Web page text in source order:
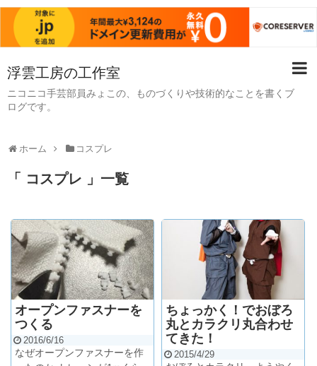
浮雲工房の工作室
ニコニコ手芸部員みょこの、ものづくりや技術的なことを書くブ
ログです。
ホーム コスプレ
「 コスプレ 」一覧
オープンファスナーを
つくる
2016/6/16
なぜオープンファスナーを作
ちょっかく！でおぼろ
丸とカラクリ丸合わせ
てきた！
2015/4/29